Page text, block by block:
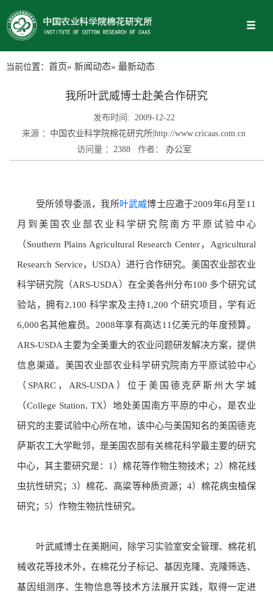
当前位置： 首页» 新闻动态» 最新动态
我所叶武威博士赴美合作研究
发布时间:
2009-12-22
来源 ： 中国农业科学院棉花研究所|http://www.cricaas.com.cn
访问量 ： 2388 作者： 办公室
受所领导委派，我所叶武威博士应邀于2009年6月至11
月到美国农业部农业科学研究院南方平原试验中心
（Southern Plains Agricultural Research Center，Agricultural
Research Service，USDA）进行合作研究。美国农业部农业
科学研究院（ARS-USDA）在全美各州分布100 多个研究试
验站，拥有2,100 科学家及主持1,200 个研究项目，学有近
6,000名其他雇员。2008年享有高达11亿美元的年度预算。
ARS-USDA主要为全美重大的农业问题研发解决方案，提供
信息渠道。美国农业部农业科学研究院南方平原试验中心
（SPARC，ARS-USDA）位于美国德克萨斯州大学城
（College Station, TX）地处美国南方平原的中心，是农业
研究的主要试验中心所在地，该中心与美国知名的美国德克
萨斯农工大学毗邻，是美国农部有关棉花科学最主要的研究
中心，其主要研究是：1）棉花等作物生物技术；2）棉花线
虫抗性研究；3）棉花、高粱等种质资源；4）棉花病虫植保
研究；5）作物生物抗性研究。
叶武威博士在美期间，除学习实验室安全管理、棉花机
械收花等技术外，在棉花分子标记、基因克隆、克隆筛选、
基因组测序、生物信息等技术方法展开实践，取得一定进